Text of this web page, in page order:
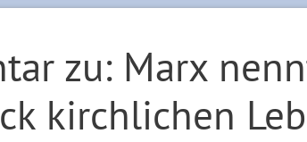
zu: Marx
kirchlichen